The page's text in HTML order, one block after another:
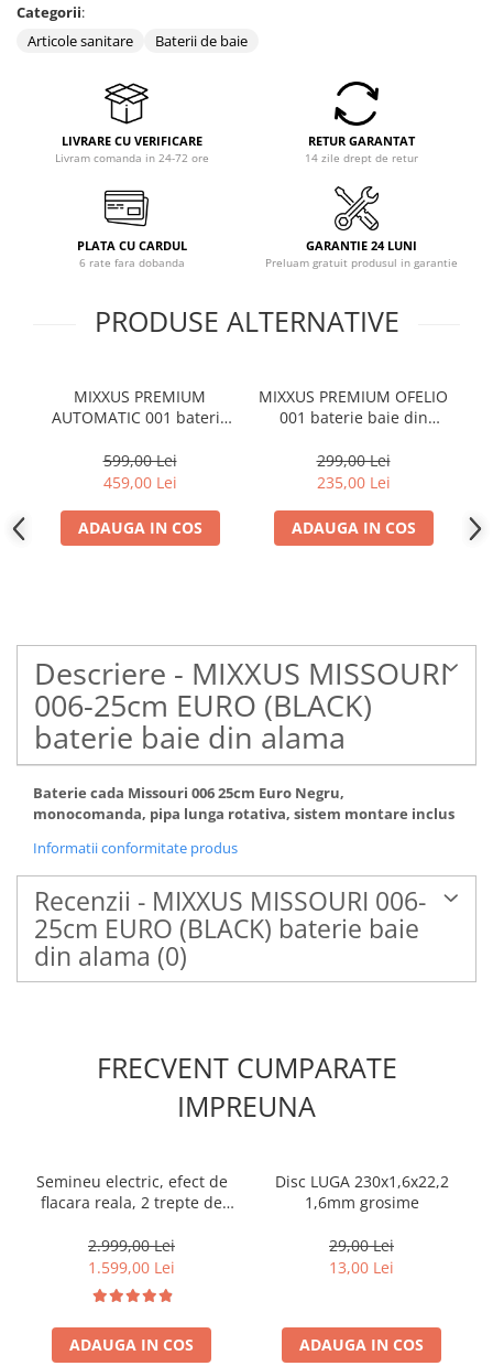
Categorii:
Articole sanitare
Baterii de baie
LIVRARE CU VERIFICARE
Livram comanda in 24-72 ore
RETUR GARANTAT
14 zile drept de retur
PLATA CU CARDUL
6 rate fara dobanda
GARANTIE 24 LUNI
Preluam gratuit produsul in garantie
PRODUSE ALTERNATIVE
MIXXUS PREMIUM
AUTOMATIC 001 baterie
599,00 Lei
459,00 Lei
ADAUGA IN COS
MIXXUS PREMIUM OFELIO
001 baterie baie din
299,00 Lei
235,00 Lei
ADAUGA IN COS
Descriere - MIXXUS MISSOURI
006-25cm EURO (BLACK)
baterie baie din alama
Baterie cada Missouri 006 25cm Euro Negru,
monocomanda, pipa lunga rotativa, sistem montare inclus
Informatii conformitate produs
Recenzii - MIXXUS MISSOURI 006-
25cm EURO (BLACK) baterie baie
din alama (0)
FRECVENT CUMPARATE
IMPREUNA
Semineu electric, efect de
flacara reala, 2 trepte de
electronic, 7 culori, Clasa
Premium
2.999,00 Lei
1.599,00 Lei
ADAUGA IN COS
Disc LUGA 230x1,6x22,2
1,6mm grosime
29,00 Lei
13,00 Lei
ADAUGA IN COS